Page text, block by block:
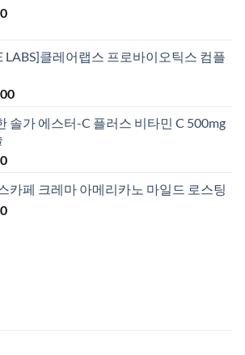
LABS]클레어랩스 프로바이오틱스 컴플
솔가 에스터-C 플러스 비타민 C 500mg
카페 크레마 아메리카노 마일드 로스팅